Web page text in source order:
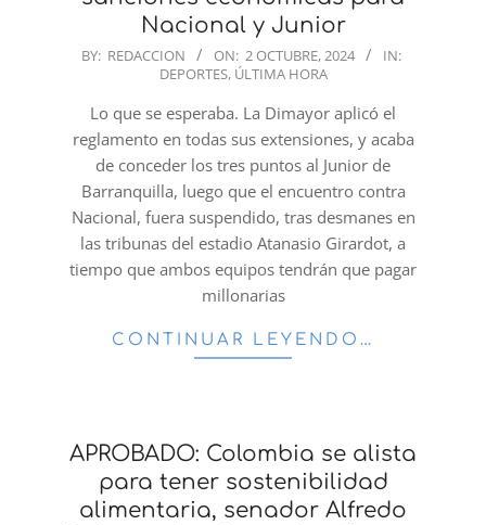
Nacional y Junior
2024-
BY: REDACCION ON: 2 OCTUBRE, 2024
IN:
DEPORTES, ÚLTIMA HORA
Lo que se esperaba. La Dimayor aplicó el
reglamento en todas sus extensiones, y acaba
de conceder los tres puntos al Junior de
Barranquilla, luego que el encuentro contra
Nacional, fuera suspendido, tras desmanes en
las tribunas del estadio Atanasio Girardot, a
tiempo que ambos equipos tendrán que pagar
millonarias
CONTINUAR LEYENDO…
APROBADO: Colombia se alista
para tener sostenibilidad
alimentaria, senador Alfredo